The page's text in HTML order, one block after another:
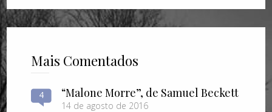
Mais Comentados
4 “Malone Morre”, de Samuel Beckett
14 de agosto de 2016